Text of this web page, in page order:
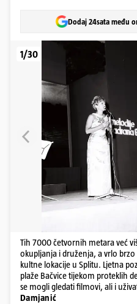
Dodaj 24sata među
1/30
Tih 7000 četvornih metara već
okupljanja i druženja, a vrlo
kultne lokacije u Splitu. Ljetna
plaže Bačvice tijekom proteklih
se mogli gledati filmovi, ali i
Damjanić